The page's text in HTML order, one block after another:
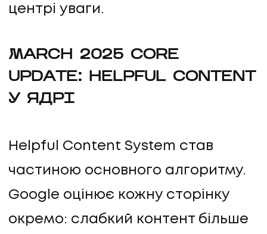
центрі уваги.
MARCH 2025 CORE
UPDATE: HELPFUL CONTENT
У ЯДРІ
Helpful Content System став
частиною основного алгоритму.
Google оцінює кожну сторінку
окремо: слабкий контент більше